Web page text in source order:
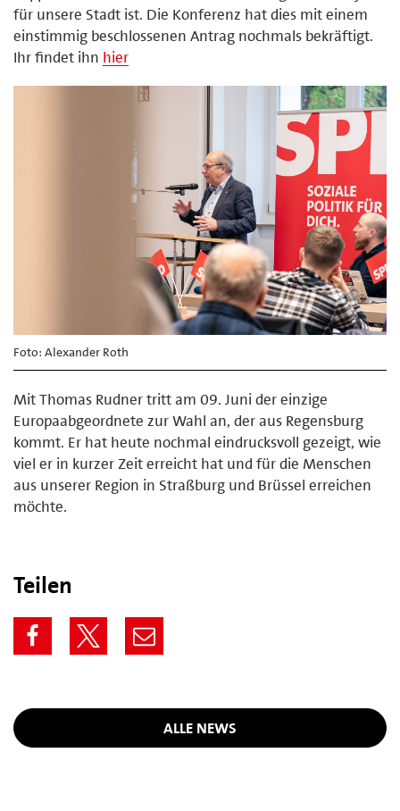
für unsere Stadt ist. Die Konferenz hat dies mit einem
einstimmig beschlossenen Antrag nochmals bekräftigt.
Ihr findet ihn hier
Foto: Alexander Roth
Mit Thomas Rudner tritt am 09. Juni der einzige
Europaabgeordnete zur Wahl an, der aus Regensburg
kommt. Er hat heute nochmal eindrucksvoll gezeigt, wie
viel er in kurzer Zeit erreicht hat und für die Menschen
aus unserer Region in Straßburg und Brüssel erreichen
möchte.
Teilen
ALLE NEWS